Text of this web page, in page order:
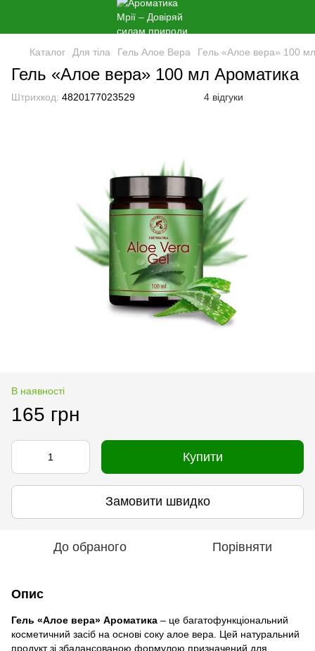
Каталог Для тіла Гель Алое Вера Гель «Алое вера» 100
Гель «Алое вера» 100 мл Ароматика
Штрихкод: 4820177023529 4 відгуки
В наявності
165 грн
Купити
Замовити швидко
До обраного Порівняти
Опис
Гель «Алое вера» Ароматика – це багатофункціональний
косметичний засіб на основі соку алое вера. Цей натуральний
продукт зі збалансованою формулою призначений для